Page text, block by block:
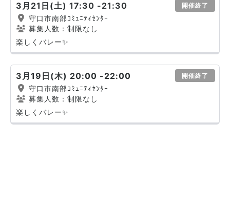
3月21日(土) 17:30 -21:30 開催終了
守口市南部ｺﾐｭﾆﾃｨｾﾝﾀｰ
募集人数：制限なし
楽しくバレー✨
3月19日(木) 20:00 -22:00 開催終了
守口市南部ｺﾐｭﾆﾃｨｾﾝﾀｰ
募集人数：制限なし
楽しくバレー✨